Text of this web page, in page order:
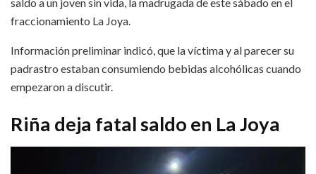
fraccionamiento La Joya.
Información preliminar indicó, que la víctima y al parecer su
padrastro estaban consumiendo bebidas alcohólicas cuando
empezaron a discutir.
Riña deja fatal saldo en La Joya